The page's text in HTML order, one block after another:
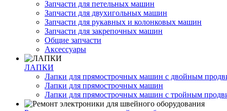
Запчасти для петельных машин
Запчасти для двухигольных машин
Запчасти для рукавных и колонковых машин
Запчасти для закрепочных машин
Общие запчасти
Аксессуары
ЛАПКИ
Лапки для прямострочных машин с двойным
Лапки для прямострочных машин
Лапки для прямострочных машин с тройным